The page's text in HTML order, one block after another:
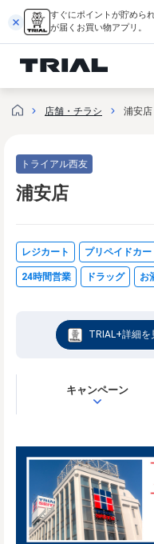
を
キ
すぐにポイントが貯めら
が届くお買い物アプリ。
店舗・チラシ 浦安店
トライアル西友
浦安店
レジカート プリペイドカー
24時間営業 ドラッグ お
TRIAL+詳細を
キャンペーン